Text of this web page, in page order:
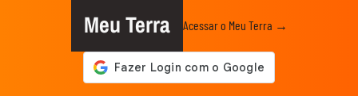
Meu Terra Acessar o Meu Terra →